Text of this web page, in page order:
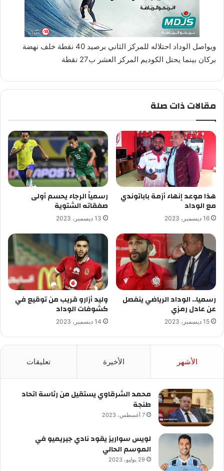
ويواصل الوداد احتلاله للمركز الثاني برصيد 40 نقطة خلف نهضة
بركان بينما يحتل الكوديم المركز العشر ب27 نقطة
مقالات ذات صلة
هذا موعد إنهاء أزمة باباتوندي
مع الوداد
16 ديسمبر، 2023
رسمياً الرجاء يحسم أولى
صفقاته الشتوية
13 ديسمبر، 2023
رسميا.. الوداد الرياضي ينفصل
عن عادل رمزي
15 ديسمبر، 2023
وليد أزارو قريب من توقيع في
كشوفات الوداد
14 ديسمبر، 2023
الأشهر الأخيرة تعليقات
محمد الشرقاوي يستقيل من رئاسة اتحاد
طنجة
7 أغسطس، 2023
لويس سواريز يقود نادي جيريميو في
الموسم الحالي
29 يوليو، 2023